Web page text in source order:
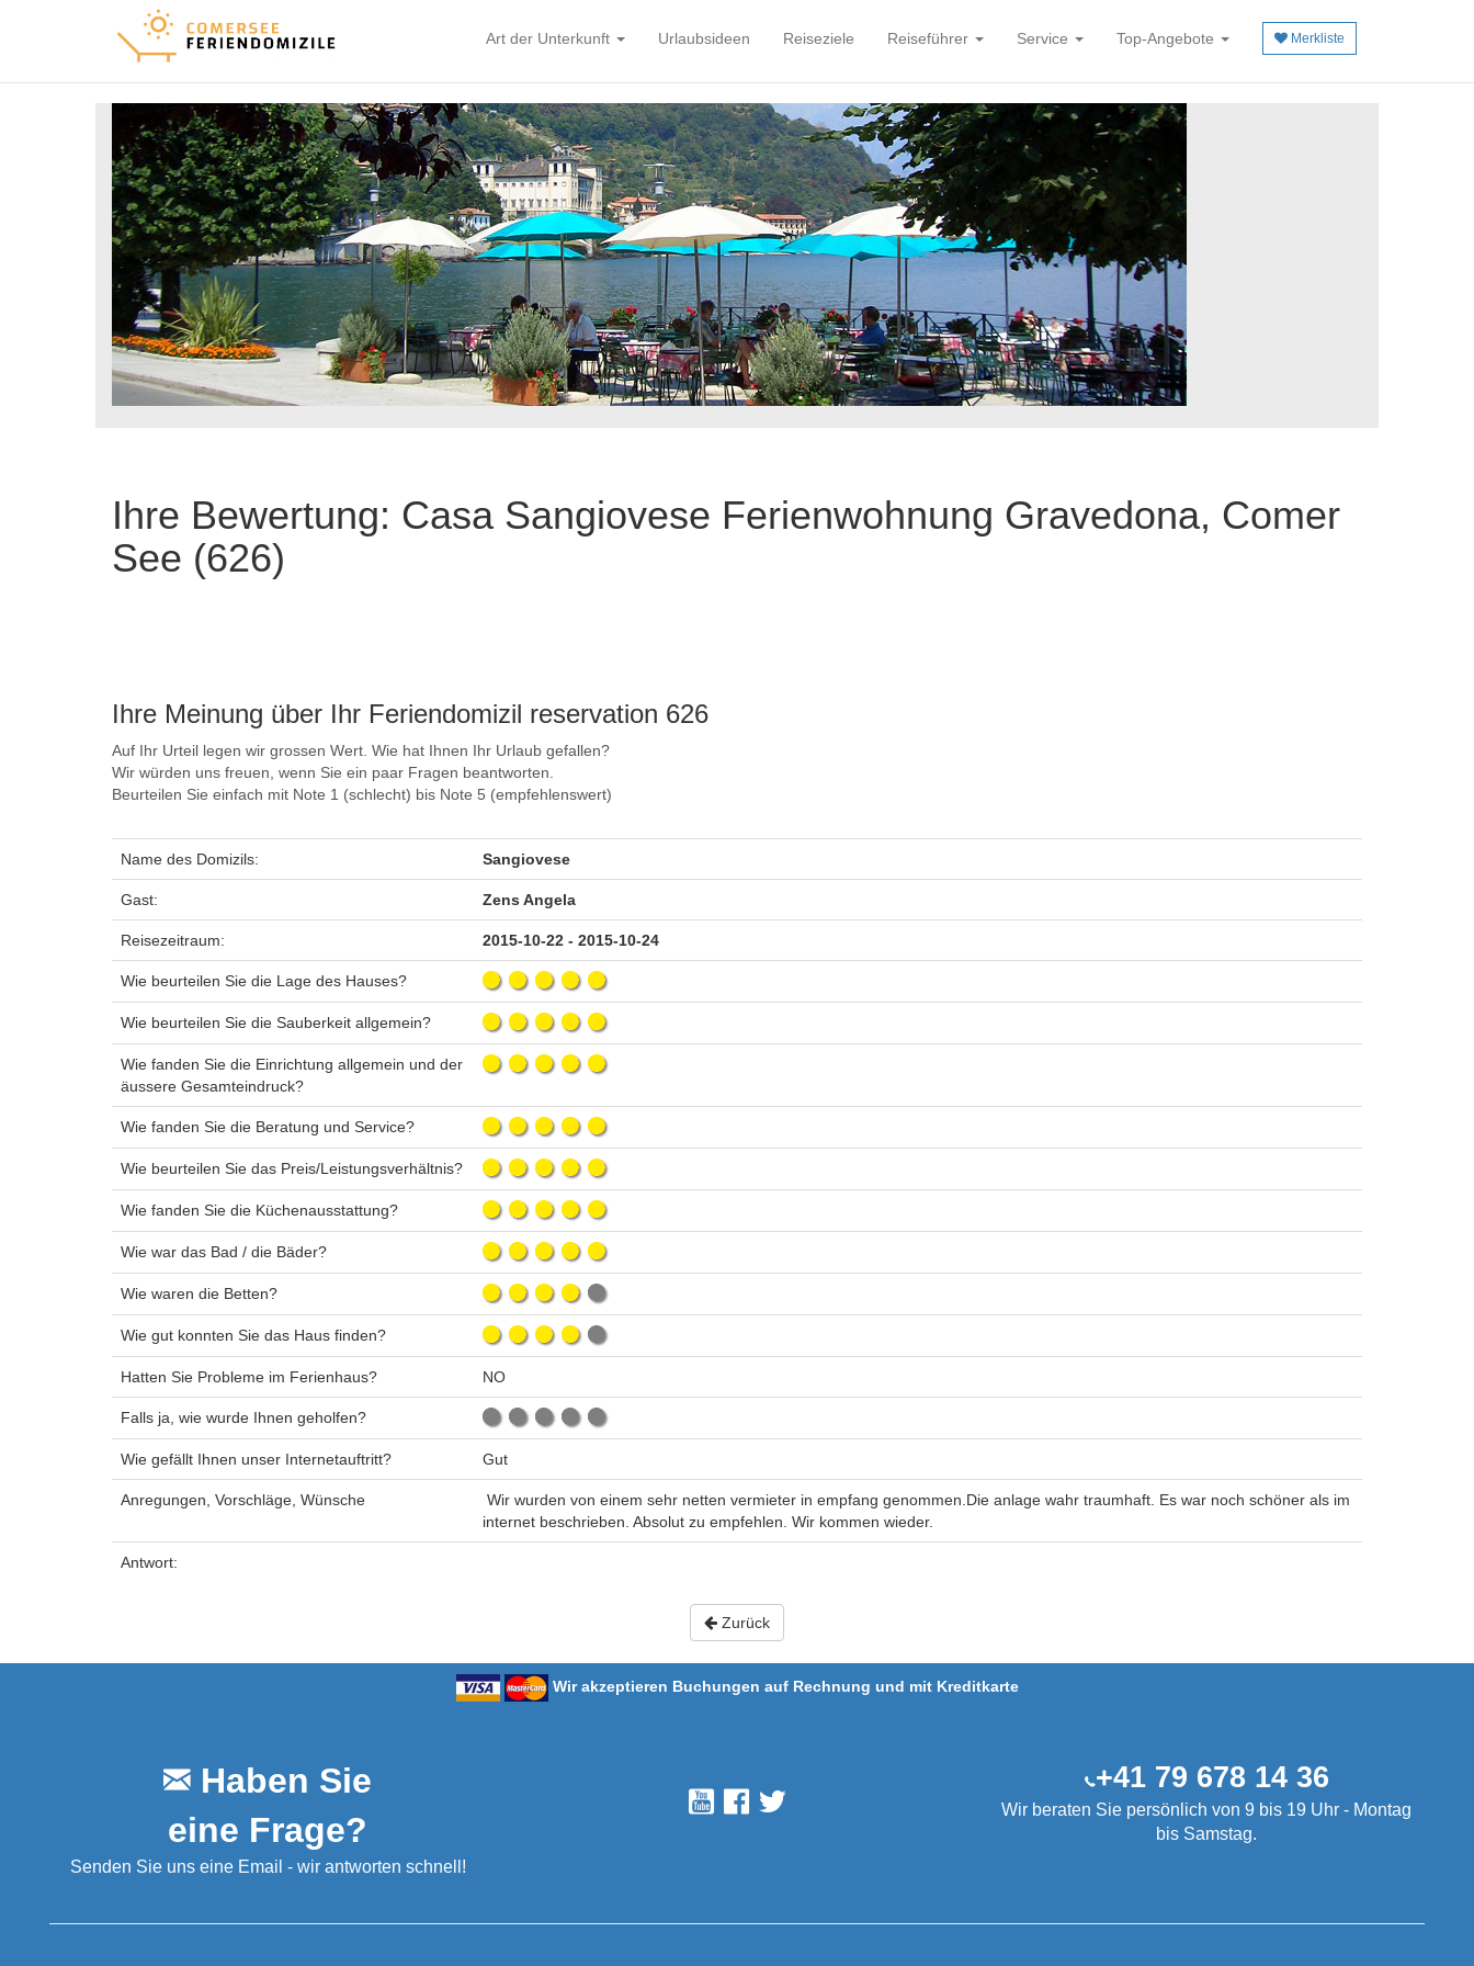
Art der Unterkunft Urlaubsideen Reiseziele Reiseführer Service Top-Angebote Merkliste
Ihre Bewertung: Casa Sangiovese Ferienwohnung Gravedona, Comer
See (626)
Ihre Meinung über Ihr Feriendomizil reservation 626
Auf Ihr Urteil legen wir grossen Wert. Wie hat Ihnen Ihr Urlaub gefallen?
Wir würden uns freuen, wenn Sie ein paar Fragen beantworten.
Beurteilen Sie einfach mit Note 1 (schlecht) bis Note 5 (empfehlenswert)
Name des Domizils: Sangiovese
Gast: Zens Angela
Reisezeitraum: 2015-10-22 - 2015-10-24
Wie beurteilen Sie die Lage des Hauses?
Wie beurteilen Sie die Sauberkeit allgemein?
Wie fanden Sie die Einrichtung allgemein und der
äussere Gesamteindruck?
Wie fanden Sie die Beratung und Service?
Wie beurteilen Sie das Preis/Leistungsverhältnis?
Wie fanden Sie die Küchenausstattung?
Wie war das Bad / die Bäder?
Wie waren die Betten?
Wie gut konnten Sie das Haus finden?
Hatten Sie Probleme im Ferienhaus? NO
Falls ja, wie wurde Ihnen geholfen?
Wie gefällt Ihnen unser Internetauftritt? Gut
Anregungen, Vorschläge, Wünsche
Wir wurden von einem sehr netten vermieter in empfang genommen.Die anlage wahr traumhaft. Es war noch schöner als im
internet beschrieben. Absolut zu empfehlen. Wir kommen wieder.
Antwort:
Zurück
Wir akzeptieren Buchungen auf Rechnung und mit Kreditkarte
Haben Sie
eine Frage?
Senden Sie uns eine Email - wir antworten schnell!
+41 79 678 14 36
Wir beraten Sie persönlich von 9 bis 19 Uhr - Montag
bis Samstag.